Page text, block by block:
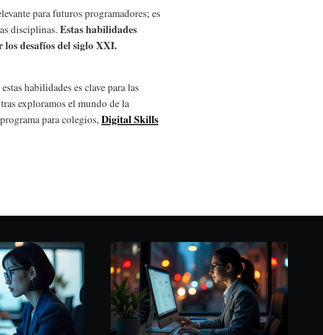
para futuros programadores; es
disciplinas. Estas habilidades
desafíos del siglo XXI.
habilidades es clave para las
exploramos el mundo de la
para colegios, Digital Skills